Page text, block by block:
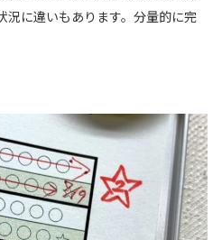
況に違いもあります。分量的に完